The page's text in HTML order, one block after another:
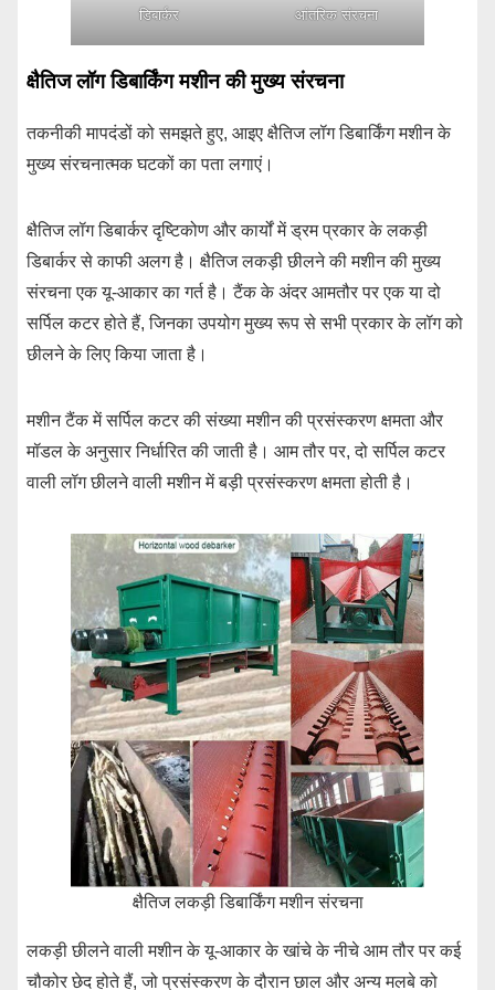
डिबार्कर
आंतरिक संरचना
क्षैतिज लॉग डिबार्किंग मशीन की मुख्य संरचना
तकनीकी मापदंडों को समझते हुए, आइए क्षैतिज लॉग डिबार्किंग मशीन के
मुख्य संरचनात्मक घटकों का पता लगाएं।
क्षैतिज लॉग डिबार्कर दृष्टिकोण और कार्यों में ड्रम प्रकार के लकड़ी
डिबार्कर से काफी अलग है। क्षैतिज लकड़ी छीलने की मशीन की मुख्य
संरचना एक यू-आकार का गर्त है। टैंक के अंदर आमतौर पर एक या दो
सर्पिल कटर होते हैं, जिनका उपयोग मुख्य रूप से सभी प्रकार के लॉग को
छीलने के लिए किया जाता है।
मशीन टैंक में सर्पिल कटर की संख्या मशीन की प्रसंस्करण क्षमता और
मॉडल के अनुसार निर्धारित की जाती है। आम तौर पर, दो सर्पिल कटर
वाली लॉग छीलने वाली मशीन में बड़ी प्रसंस्करण क्षमता होती है।
क्षैतिज लकड़ी डिबार्किंग मशीन संरचना
लकड़ी छीलने वाली मशीन के यू-आकार के खांचे के नीचे आम तौर पर कई
चौकोर छेद होते हैं, जो प्रसंस्करण के दौरान छाल और अन्य मलबे को